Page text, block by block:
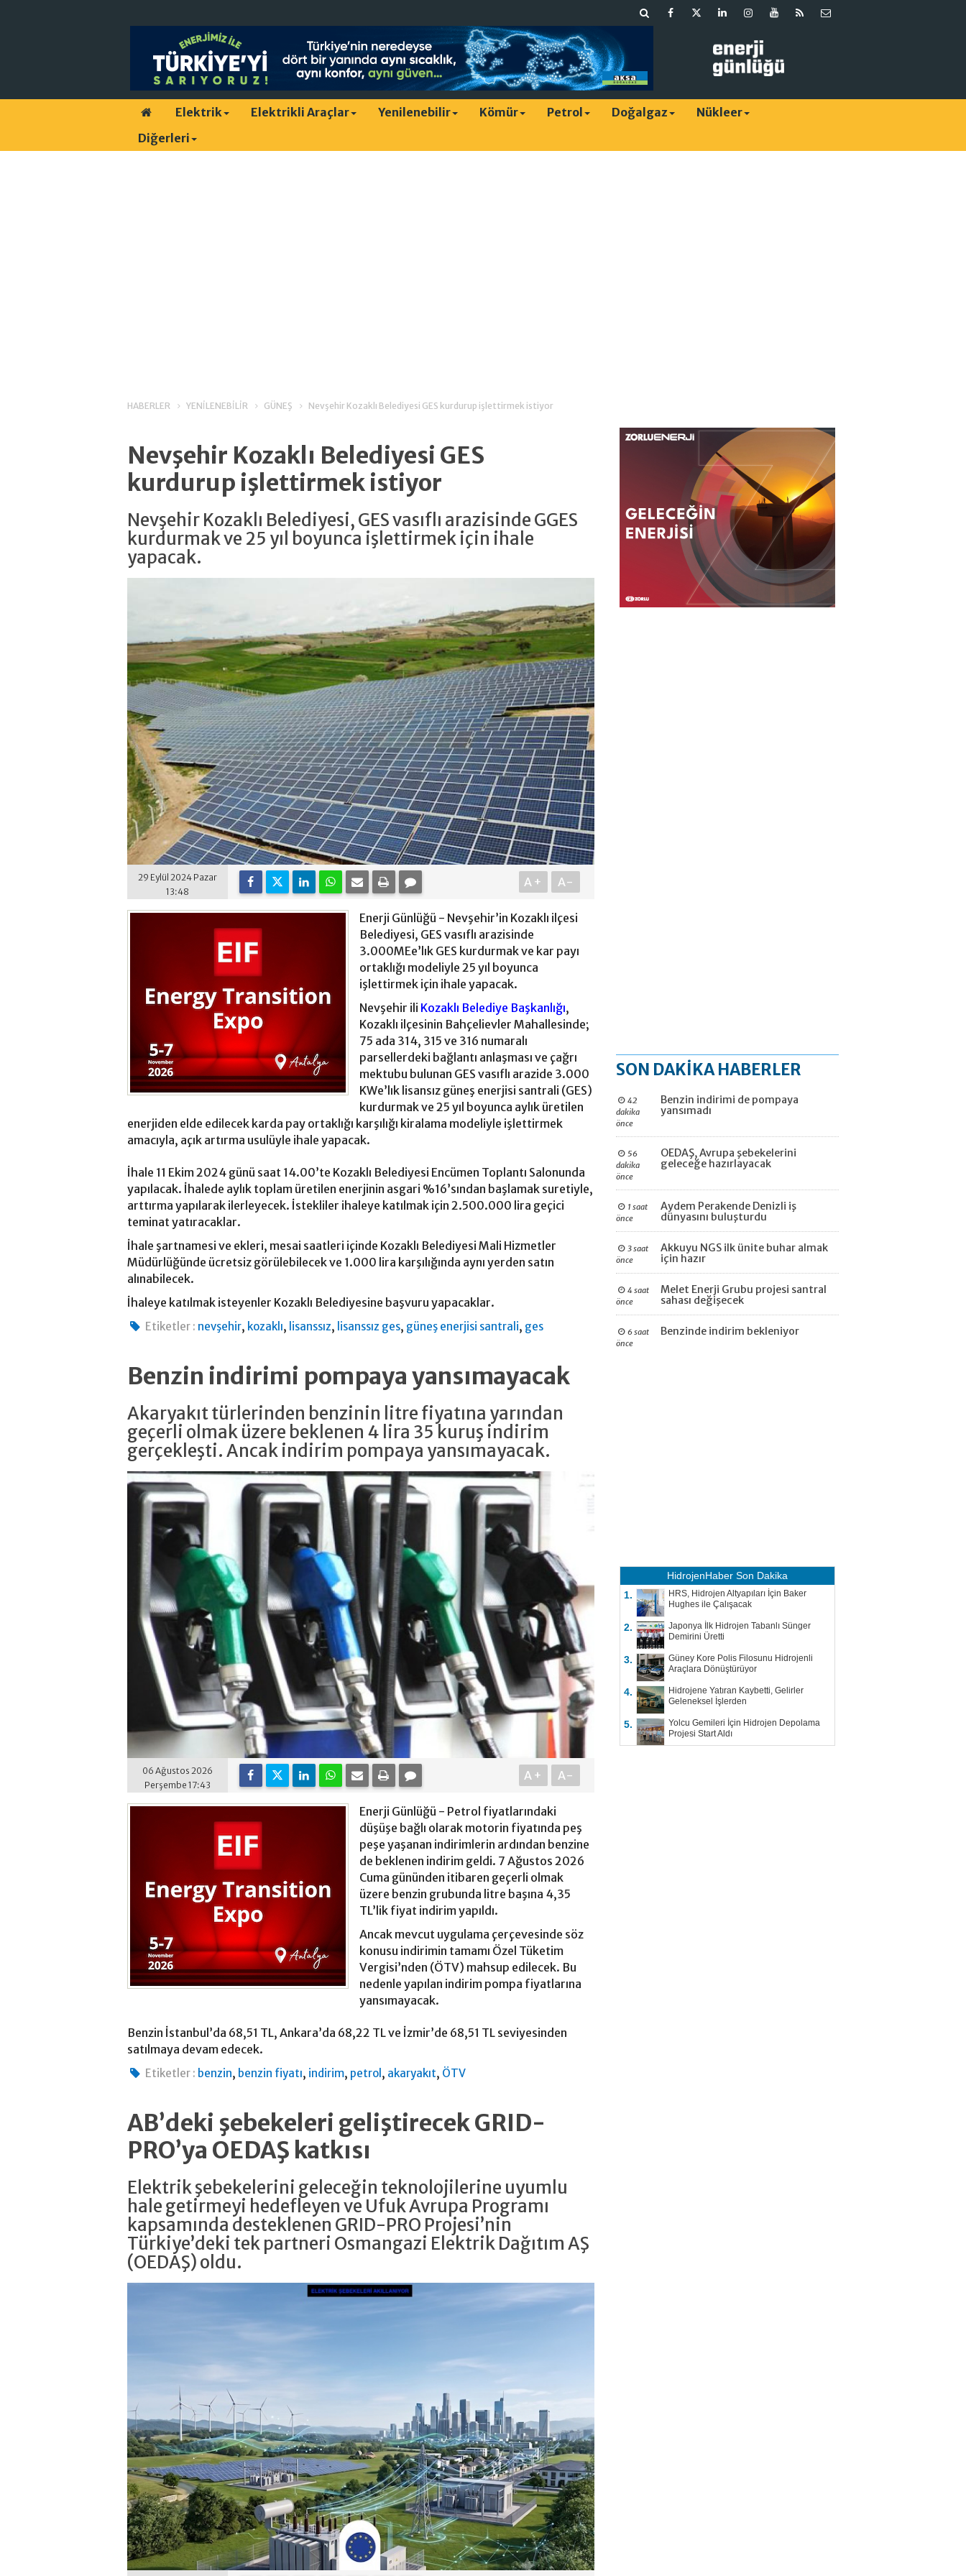
Elektrik Elektrikli Araçlar Yenilenebilir Kömür Petrol Doğalgaz
Nükleer
Diğerleri
HABERLER YENİLENEBİLİR GÜNEŞ Nevşehir Kozaklı Belediyesi GES kurdurup işlettirmek istiyor
Nevşehir Kozaklı Belediyesi GES
kurdurup işlettirmek istiyor
Nevşehir Kozaklı Belediyesi, GES vasıflı arazisinde GGES
kurdurmak ve 25 yıl boyunca işlettirmek için ihale
yapacak.
29 Eylül 2024 Pazar
13:48
A+ A-
Enerji Günlüğü - Nevşehir’in Kozaklı ilçesi
Belediyesi, GES vasıflı arazisinde
3.000MEe’lık GES kurdurmak ve kar payı
ortaklığı modeliyle 25 yıl boyunca
işlettirmek için ihale yapacak.
Nevşehir ili Kozaklı Belediye Başkanlığı,
Kozaklı ilçesinin Bahçelievler Mahallesinde;
75 ada 314, 315 ve 316 numaralı
parsellerdeki bağlantı anlaşması ve çağrı
mektubu bulunan GES vasıflı arazide 3.000
KWe’lık lisansız güneş enerjisi santrali (GES)
kurdurmak ve 25 yıl boyunca aylık üretilen
enerjiden elde edilecek karda pay ortaklığı karşılığı kiralama modeliyle işlettirmek
amacıyla, açık artırma usulüyle ihale yapacak.
İhale 11 Ekim 2024 günü saat 14.00’te Kozaklı Belediyesi Encümen Toplantı Salonunda
yapılacak. İhalede aylık toplam üretilen enerjinin asgari %16’sından başlamak suretiyle,
arttırma yapılarak ilerleyecek. İstekliler ihaleye katılmak için 2.500.000 lira geçici
teminat yatıracaklar.
İhale şartnamesi ve ekleri, mesai saatleri içinde Kozaklı Belediyesi Mali Hizmetler
Müdürlüğünde ücretsiz görülebilecek ve 1.000 lira karşılığında aynı yerden satın
alınabilecek.
İhaleye katılmak isteyenler Kozaklı Belediyesine başvuru yapacaklar.
Etiketler : nevşehir, kozaklı, lisanssız, lisanssız ges, güneş enerjisi santrali, ges
Benzin indirimi pompaya yansımayacak
Akaryakıt türlerinden benzinin litre fiyatına yarından
geçerli olmak üzere beklenen 4 lira 35 kuruş indirim
gerçekleşti. Ancak indirim pompaya yansımayacak.
06 Ağustos 2026
Perşembe 17:43
A+ A-
Enerji Günlüğü - Petrol fiyatlarındaki
düşüşe bağlı olarak motorin fiyatında peş
peşe yaşanan indirimlerin ardından benzine
de beklenen indirim geldi. 7 Ağustos 2026
Cuma gününden itibaren geçerli olmak
üzere benzin grubunda litre başına 4,35
TL’lik fiyat indirim yapıldı.
Ancak mevcut uygulama çerçevesinde söz
konusu indirimin tamamı Özel Tüketim
Vergisi’nden (ÖTV) mahsup edilecek. Bu
nedenle yapılan indirim pompa fiyatlarına
yansımayacak.
Benzin İstanbul’da 68,51 TL, Ankara’da 68,22 TL ve İzmir’de 68,51 TL seviyesinden
satılmaya devam edecek.
Etiketler : benzin, benzin fiyatı, indirim, petrol , akaryakıt, ÖTV
AB’deki şebekeleri geliştirecek GRID-
PRO’ya OEDAŞ katkısı
Elektrik şebekelerini geleceğin teknolojilerine uyumlu
hale getirmeyi hedefleyen ve Ufuk Avrupa Programı
kapsamında desteklenen GRID-PRO Projesi’nin
Türkiye’deki tek partneri Osmangazi Elektrik Dağıtım AŞ
(OEDAŞ) oldu.
SON DAKİKA HABERLER
42
dakika
önce
Benzin indirimi de pompaya
yansımadı
56
dakika
önce
OEDAŞ, Avrupa şebekelerini
geleceğe hazırlayacak
1 saat
önce
Aydem Perakende Denizli iş
dünyasını buluşturdu
3 saat
önce
Akkuyu NGS ilk ünite buhar almak
için hazır
4 saat
önce
Melet Enerji Grubu projesi santral
sahası değişecek
6 saat
önce
Benzinde indirim bekleniyor
HidrojenHaber Son Dakika
1.
HRS, Hidrojen Altyapıları İçin Baker
Hughes ile Çalışacak
2.
Japonya İlk Hidrojen Tabanlı Sünger
Demirini Üretti
3.
Güney Kore Polis Filosunu Hidrojenli
Araçlara Dönüştürüyor
4.
Hidrojene Yatıran Kaybetti, Gelirler
Geleneksel İşlerden
5.
Yolcu Gemileri İçin Hidrojen Depolama
Projesi Start Aldı